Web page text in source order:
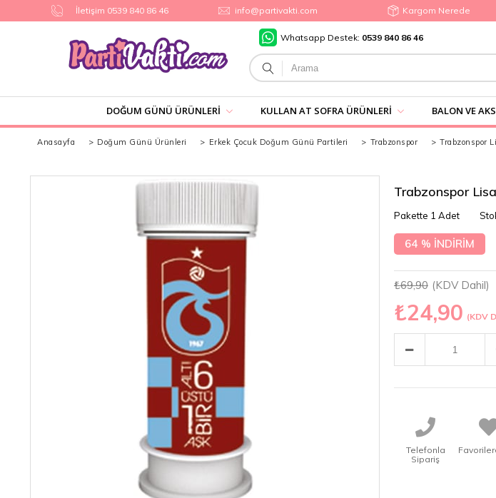
İletişim 0539 840 86 46 info@partivakti.com Kargom Nerede
Whatsapp Destek: 0539 840 86 46
DOĞUM GÜNÜ ÜRÜNLERI KULLAN AT SOFRA ÜRÜNLERI BALON VE
Anasayfa > Doğum Günü Ürünleri > Erkek Çocuk Doğum Günü Partileri > Trabzonspor > Trabzonspor
Trabzonspor
%
64 İNDIRIM
₺69,90 (KDV Dahil)
₺24,90 (KDV
Pakette 1 Adet
Telefonla
Sipariş